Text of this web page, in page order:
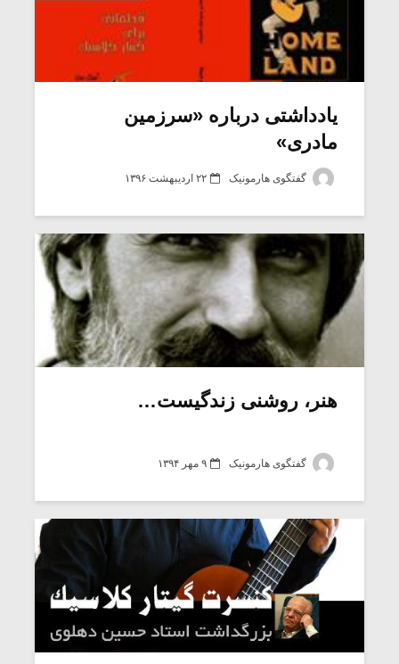
یادداشتی درباره «سرزمین
مادری»
گفتگوی هارمونیک ۲۲ اردیبهشت ۱۳۹۶
هنر، روشنی زندگیست…
گفتگوی هارمونیک ۹ مهر ۱۳۹۴